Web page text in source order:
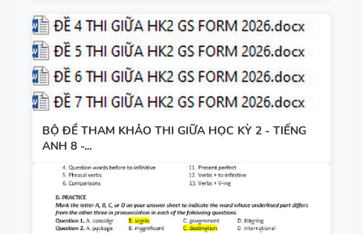
BỘ ĐỀ THAM KHẢO THI GIỮA HỌC KỲ 2 - TIẾNG
ANH 8 -...